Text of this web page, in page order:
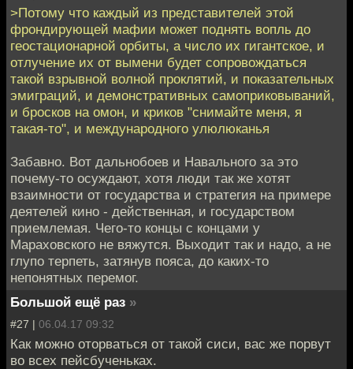
>Потому что каждый из представителей этой
фрондирующей мафии может поднять вопль до
геостационарной орбиты, а число их гигантское, и
отлучение их от вымени будет сопровождаться
такой взрывной волной проклятий, и показательных
эмиграций, и демонстративных самоприковываний,
и бросков на омон, и криков "снимайте меня, я
такая-то", и международного улюлюканья
Забавно. Вот дальнобоев и Навального за это
почему-то осуждают, хотя люди так же хотят
взаимности от государства и стратегия на примере
деятелей кино - действенная, и государством
приемлемая. Чего-то концы с концами у
Мараховского не вяжутся. Выходит так и надо, а не
глупо терпеть, затянув пояса, до каких-то
непонятных перемог.
Большой ещё раз »
#27 | 06.04.17 09:32
Как можно оторваться от такой сиси, вас же порвут
во всех пейсбученьках.